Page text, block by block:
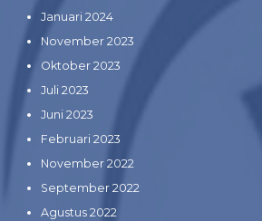
Januari 2024
November 2023
Oktober 2023
Juli 2023
Juni 2023
Februari 2023
November 2022
September 2022
Agustus 2022